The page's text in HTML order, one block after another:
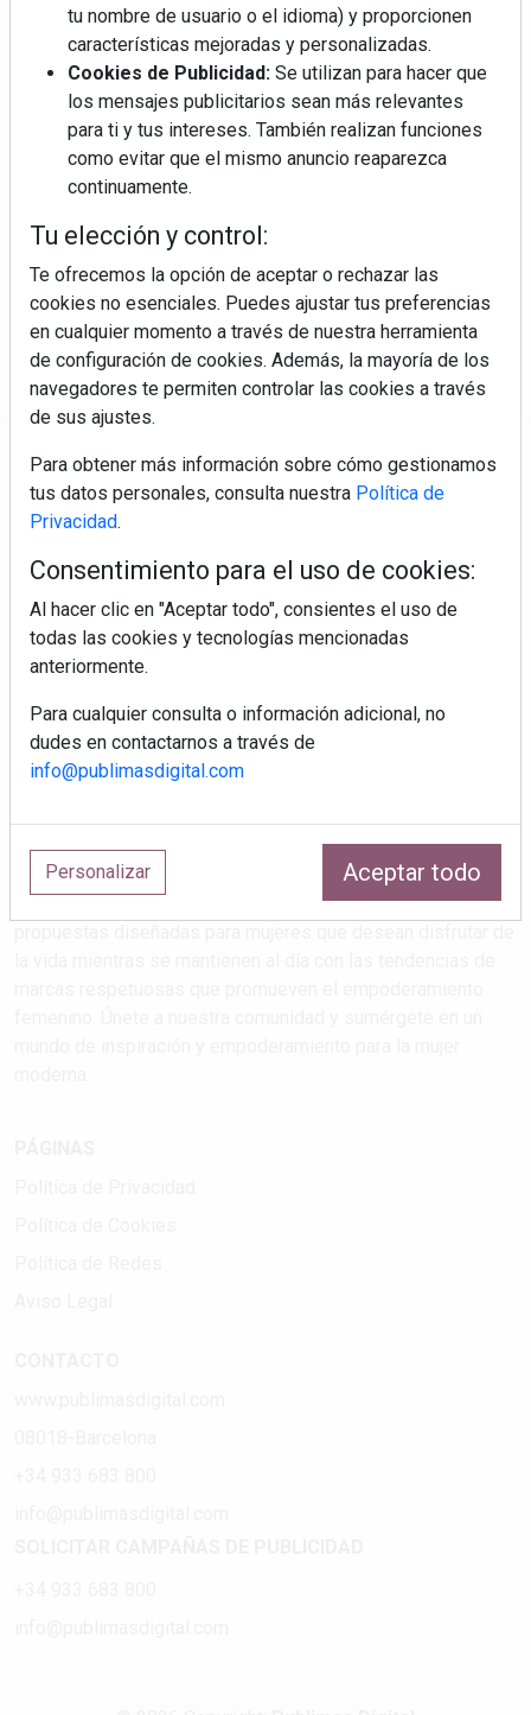
Colágeno, vitamina C y otros activos ¿son más
efectivos en la piel o en suplementos orales?
Regístrate y accede a contenidos
exclusivos
Estilos de vida que atrapan
Explora las últimas tendencias en salud, maternidad, viajes,
cultura y feminismo en nuestra revista. Descubre
tu nombre de usuario o el idioma) y proporcionen
características mejoradas y personalizadas.
Cookies de Publicidad: Se utilizan para hacer que
los mensajes publicitarios sean más relevantes
para ti y tus intereses. También realizan funciones
como evitar que el mismo anuncio reaparezca
continuamente.
Tu elección y control:
Te ofrecemos la opción de aceptar o rechazar las
cookies no esenciales. Puedes ajustar tus preferencias
en cualquier momento a través de nuestra herramienta
de configuración de cookies. Además, la mayoría de los
navegadores te permiten controlar las cookies a través
de sus ajustes.
Para obtener más información sobre cómo gestionamos
tus datos personales, consulta nuestra Política de
Privacidad.
Consentimiento para el uso de cookies:
Al hacer clic en "Aceptar todo", consientes el uso de
todas las cookies y tecnologías mencionadas
anteriormente.
Para cualquier consulta o información adicional, no
dudes en contactarnos a través de
info@publimasdigital.com
Personalizar Aceptar todo